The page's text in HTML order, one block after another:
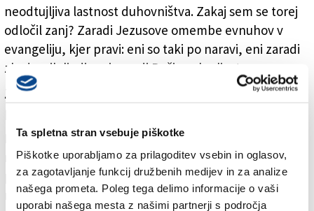
Ta spletna stran vsebuje piškotke
Piškotke uporabljamo za prilagoditev vsebin in oglasov,
za zagotavljanje funkcij družbenih medijev in za analize
našega prometa. Poleg tega delimo informacije o vaši
uporabi našega mesta z našimi partnerji s področja
neodtujljiva lastnost duhovništva. Zakaj sem se torej
odločil zanj? Zaradi Jezusove omembe evnuhov v
evangeliju, kjer pravi: eni so taki po naravi, eni zaradi
zla drugih ljudi, eni zaradi Božjega kraljestva.
Za celibat ste se potemtakem odločili po Svetem
Da. To, da ga zagovarja Cerkev, pa je zame jamstvo. Ni
mi bilo težko sprejeti celibata. Vendar ko sem se pred
posvečenjem moral formalno obvezati k vzdržnosti,
me je zaviralo nekaj drugega.